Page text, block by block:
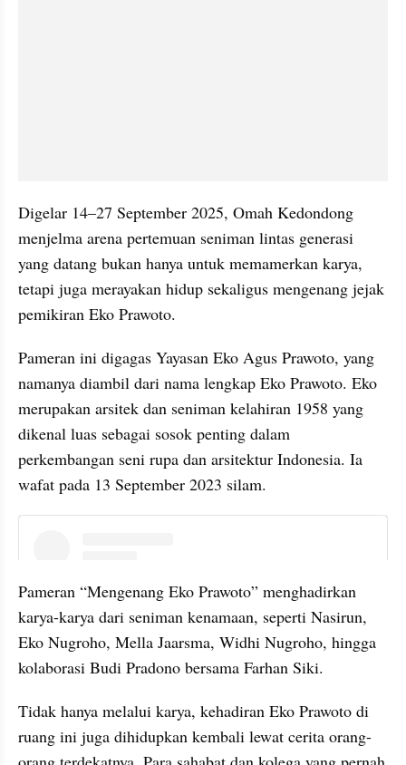
Digelar 14–27 September 2025, Omah Kedondong
menjelma arena pertemuan seniman lintas generasi
yang datang bukan hanya untuk memamerkan karya,
tetapi juga merayakan hidup sekaligus mengenang jejak
pemikiran Eko Prawoto.
Pameran ini digagas Yayasan Eko Agus Prawoto, yang
namanya diambil dari nama lengkap Eko Prawoto. Eko
merupakan arsitek dan seniman kelahiran 1958 yang
dikenal luas sebagai sosok penting dalam
perkembangan seni rupa dan arsitektur Indonesia. Ia
wafat pada 13 September 2023 silam.
Pameran “Mengenang Eko Prawoto” menghadirkan
karya-karya dari seniman kenamaan, seperti Nasirun,
Eko Nugroho, Mella Jaarsma, Widhi Nugroho, hingga
kolaborasi Budi Pradono bersama Farhan Siki.
Tidak hanya melalui karya, kehadiran Eko Prawoto di
ruang ini juga dihidupkan kembali lewat cerita orang-